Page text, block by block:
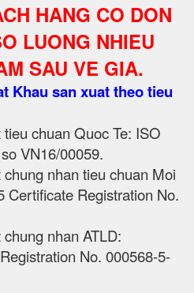
HANG CO DON
LUONG NHIEU
SAU VE GIA.
Khau san xuat theo tieu
chuan Quoc Te: ISO
VN16/00059.
nhan tieu chuan Moi
Certificate Registration No.
nhan ATLD:
No. 000568-5-